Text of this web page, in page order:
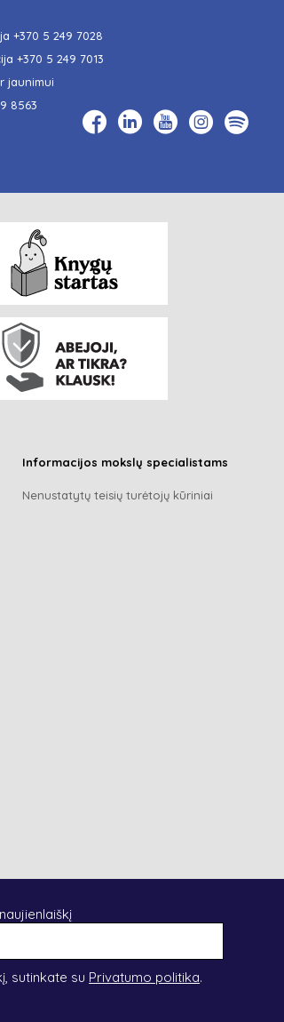
+370 5 249 7028
+370 5 249 7013
jaunimui
8563
Informacijos mokslų specialistams
Nenustatytų teisių turėtojų kūriniai
sutinkate su Privatumo politika.